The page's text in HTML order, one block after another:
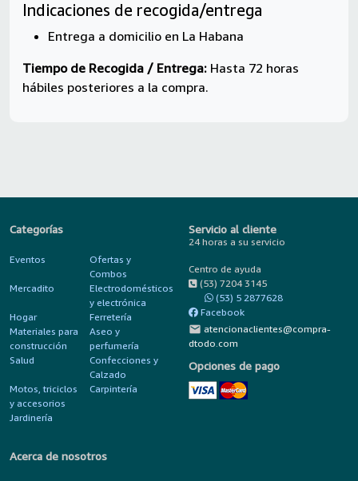
Indicaciones de recogida/entrega
Entrega a domicilio en La Habana
Tiempo de Recogida / Entrega: Hasta 72 horas
hábiles posteriores a la compra.
Categorías
Eventos
Ofertas y
Combos
Mercadito
Electrodomésticos
y electrónica
Hogar
Ferretería
Materiales para
construcción
Aseo y
perfumería
Salud
Confecciones y
Calzado
Motos, triciclos
y accesorios
Carpintería
Jardinería
Servicio al cliente
24 horas a su servicio
Centro de ayuda
(53) 7204 3145
(53) 5 2877628
Facebook
mail atencionaclientes@compra-
dtodo.com
Opciones de pago
Acerca de nosotros